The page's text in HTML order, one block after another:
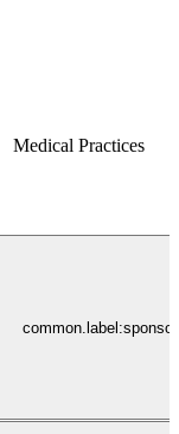
Medical Practices